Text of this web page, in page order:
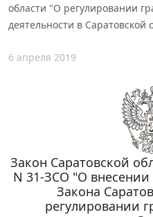
области "О регулировании
деятельности в Саратовской
6 апреля 2019
Закон Саратовской
N 31-ЗСО "О
Закона
регулировании